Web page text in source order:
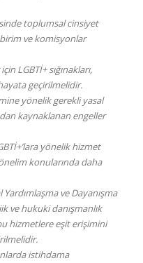
toplumsal cinsiyet
ve komisyonlar
LGBTİ+ sığınakları,
geçirilmelidir.
yönelik gerekli yasal
kaynaklanan engeller
yönelik hizmet
konularında daha
ve Dayanışma
ve hukuki danışmanlık
hizmetlere eşit erişimini
istihdama